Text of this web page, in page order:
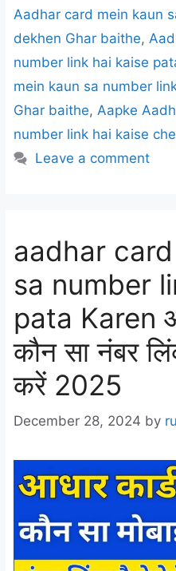
Aadhar card mein kaun
dekhen Ghar baithe,
number link hai kaise
mein kaun sa number
Ghar baithe, Aapke
number link hai kaise
Leave a comment
aadhar
sa number
pata Karen
कौन सा नंबर
करें 2025
December 28, 2024 by